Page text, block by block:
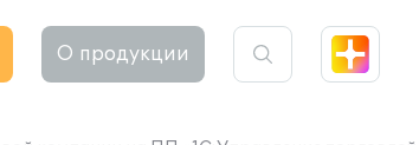
О продукции